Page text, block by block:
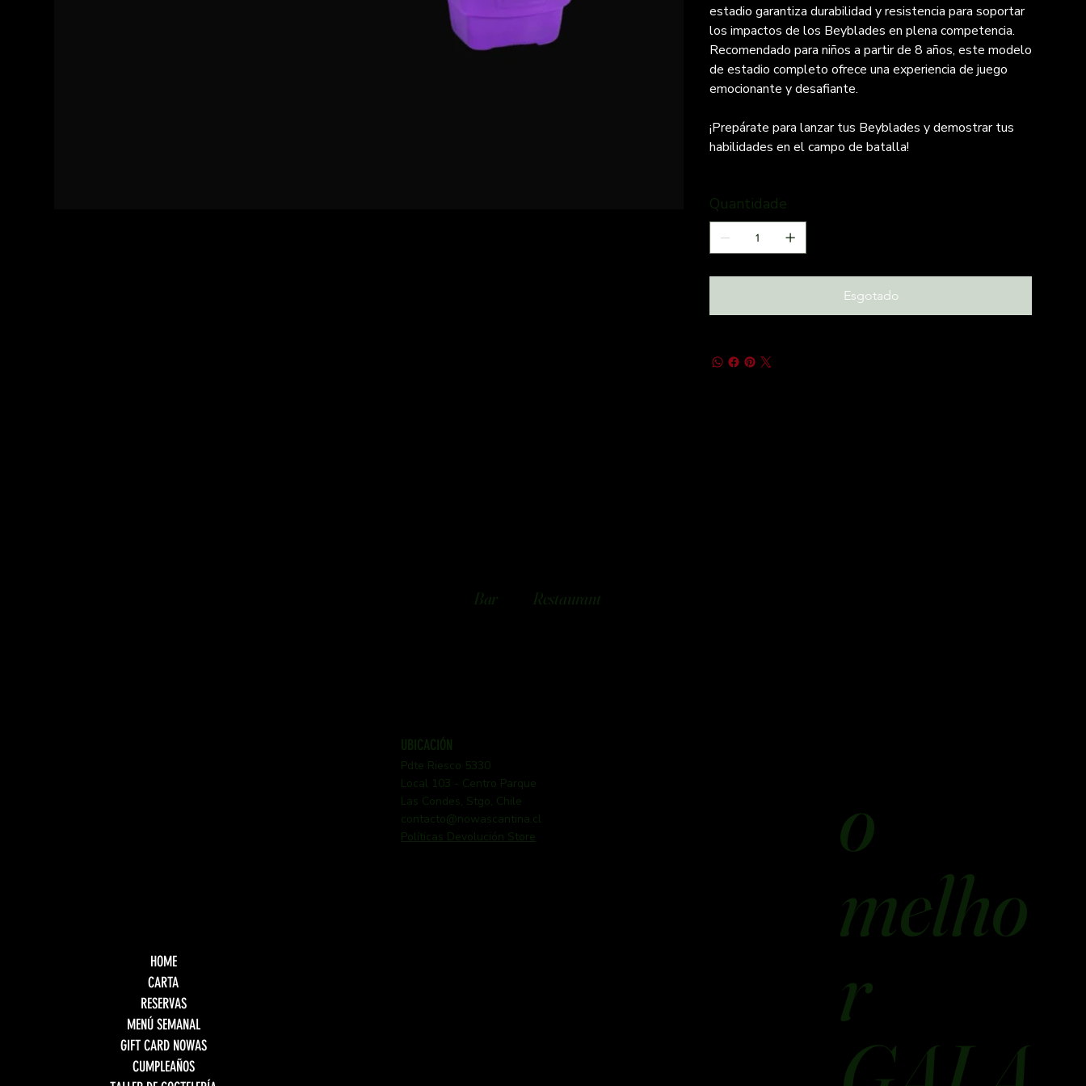
estadio garantiza durabilidad y resistencia para soportar
los impactos de los Beyblades en plena competencia.
Recomendado para niños a partir de 8 años, este modelo
de estadio completo ofrece una experiencia de juego
emocionante y desafiante.
¡Prepárate para lanzar tus Beyblades y demostrar tus
habilidades en el campo de batalla!
Quantidade
Esgotado
Bar Restaurant
HOME
CARTA
RESERVAS
MENÚ SEMANAL
GIFT CARD NOWAS
CUMPLEAÑOS
UBICACIÓN
Pdte Riesco 5330
Local 103 - Centro Parque
Las Condes, Stgo, Chile
contacto@nowascantina.cl
Políticas Devolución Store
o
melho
r